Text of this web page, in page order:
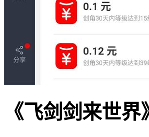
《飞剑剑来世